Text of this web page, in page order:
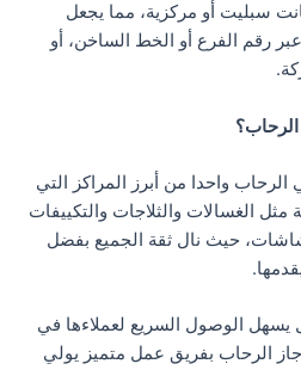
سبليت أو مركزية، مما يجعل
رقم الفرع أو الخط الساخن، أو
الرحاب؟
واحدا من أبرز المراكز التي
مثل الغسالات والثلاجات والتكييفات
حيث نال ثقة الجميع بفضل
الوصول السريع لعملاءها في
الرحاب بفريق عمل متميز يولي